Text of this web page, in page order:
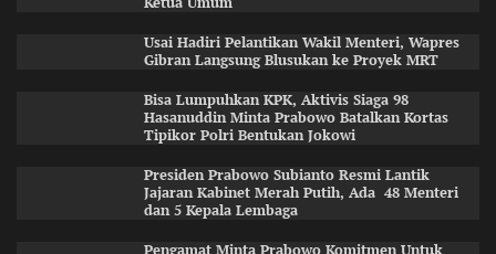
Usai Hadiri Pelantikan Wakil Menteri, Wapres
Gibran Langsung Blusukan ke Proyek MRT
Bisa Lumpuhkan KPK, Aktivis Siaga 98
Hasanuddin Minta Prabowo Batalkan Kortas
Tipikor Polri Bentukan Jokowi
Presiden Prabowo Subianto Resmi Lantik
Jajaran Kabinet Merah Putih, Ada 48 Menteri
dan 5 Kepala Lembaga